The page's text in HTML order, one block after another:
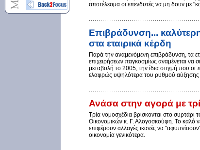
αποτέλεσμα οι επενδυτές να μη δουν με
Επιβράδυνση... καλύτερη
στα εταιρικά κέρδη
Παρά την αναμενόμενη επιβράδυνση, τα
επιχειρήσεων παγκοσμίως αναμένεται να
μεταβολή το 2005, την ίδια στιγμή που οι
ελαφρώς υψηλότερα του ρυθμού
Ανάσα στην αγορά με
Tρία νομοσχέδια βρίσκονται στο συρτάρι
Οικονομικών κ. Γ. Αλογοσκούφη. Το καλό
επιφέρουν αλλαγές ικανές να
οικονομία γενικότερα.